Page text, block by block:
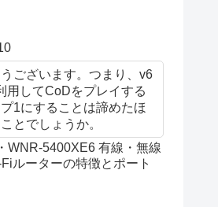
G300NM
ございます。つまり、v6
用してCoDをプレイする
1にすることは諦めたほ
とでしょうか。
WNR-5400XE6 有線・無線
ルーターの特徴とポート